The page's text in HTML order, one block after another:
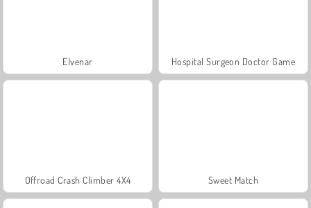
Elvenar Hospital Surgeon Doctor Game
Offroad Crash Climber 4X4 Sweet Match